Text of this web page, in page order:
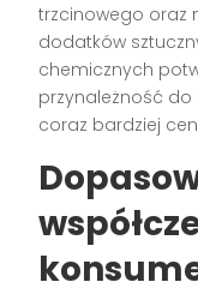
trzcinowego oraz
dodatków
chemicznych
przynależność do
coraz bardziej